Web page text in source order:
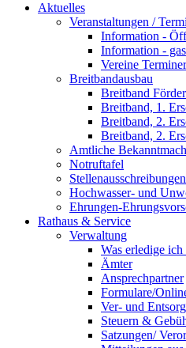
Aktuelles
Veranstaltungen /
Information -
Information -
Vereine
Breitbandausbau
Breitband
Breitband, 1.
Breitband, 2.
Breitband, 2.
Amtliche
Notruftafel
Stellenausschreibungen
Hochwasser- und
Ehrungen-
Rathaus & Service
Verwaltung
Was erledige
Ämter
Ansprechpartner
Formulare/
Ver- und
Steuern &
Satzungen/